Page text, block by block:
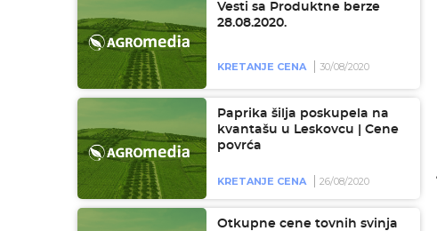
Vesti sa Produktne berze
28.08.2020.
KRETANJE CENA 30/08/2020
Paprika šilja poskupela na
kvantašu u Leskovcu | Cene
povrća
KRETANJE CENA 26/08/2020
Otkupne cene tovnih svinja